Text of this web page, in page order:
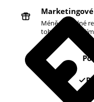
Marketingové
Méně náhodné
toho, co vás